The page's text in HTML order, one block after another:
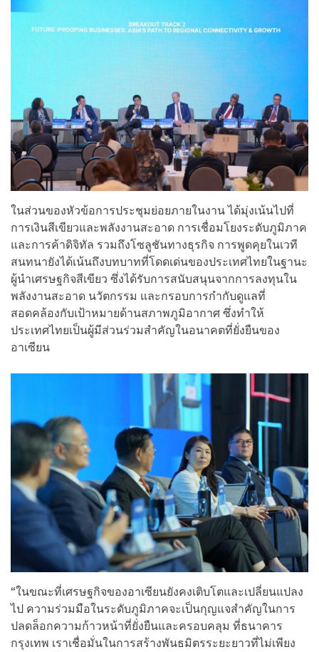
ในส่วนของหัวข้อการประชุมย่อยภายในงาน ได้มุ่งเน้นไปที่
การเงินสีเขียวและพลังงานสะอาด การเชื่อมโยงระดับภูมิภาค
และการค้าดิจิทัล รวมถึงโซลูชันทางธุรกิจ การพูดคุยในเวที
สนทนายังได้เน้นถึงบทบาทที่โดดเด่นของประเทศไทยในฐานะ
ผู้นำเศรษฐกิจสีเขียว ซึ่งได้รับการสนับสนุนจากการลงทุนใน
พลังงานสะอาด นวัตกรรม และกรอบการกำกับดูแลที่
สอดคล้องกับเป้าหมายด้านสภาพภูมิอากาศ ซึ่งทำให้
ประเทศไทยเป็นผู้มีส่วนร่วมสำคัญในอนาคตที่ยั่งยืนของ
อาเซียน
“ในขณะที่เศรษฐกิจของอาเซียนยังคงเติบโตและเปลี่ยนแปลง
ไป ความร่วมมือในระดับภูมิภาคจะเป็นกุญแจสำคัญในการ
ปลดล็อกความก้าวหน้าที่ยั่งยืนและครอบคลุม ที่ธนาคาร
กรุงเทพ เราเชื่อมั่นในการสร้างพันธมิตรระยะยาวที่ไม่เพียง